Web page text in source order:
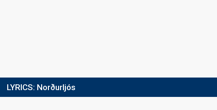
LYRICS: Norðurljós